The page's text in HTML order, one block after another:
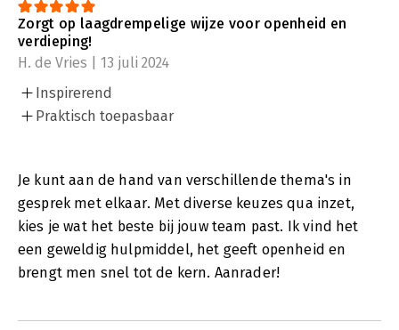
vragen. Op de achterzijde zie je het thema waar de vraag over
gaat. Ook zijn alle vragen genummerd zodat ze, aan de hand
van de online werkvormen, makkelijk bij elkaar kunt zoeken.
De kaartenset kun je op heel veel manieren inzetten. Via de
QR-code kom je op de bijbehorende website waar wordt
uitgelegd hoe je de kaartenset effectief inzet. Je vindt daar ook
verschillende werkvormen.
Zorgt op laagdrempelige wijze voor openheid en
verdieping!
H. de Vries | 13 juli 2024
Inspirerend
Praktisch toepasbaar
Je kunt aan de hand van verschillende thema's in
gesprek met elkaar. Met diverse keuzes qua inzet,
kies je wat het beste bij jouw team past. Ik vind het
een geweldig hulpmiddel, het geeft openheid en
brengt men snel tot de kern. Aanrader!